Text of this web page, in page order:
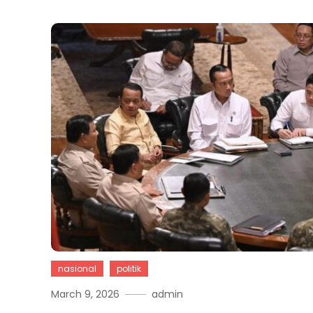
nasional politik
March 9, 2026 admin